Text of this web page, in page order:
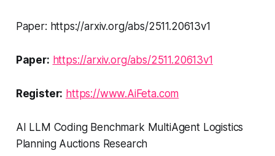
Paper: https://arxiv.org/abs/2511.20613v1
Paper: https://arxiv.org/abs/2511.20613v1
Register: https://www.AiFeta.com
AI LLM Coding Benchmark MultiAgent Logistics
Planning Auctions Research